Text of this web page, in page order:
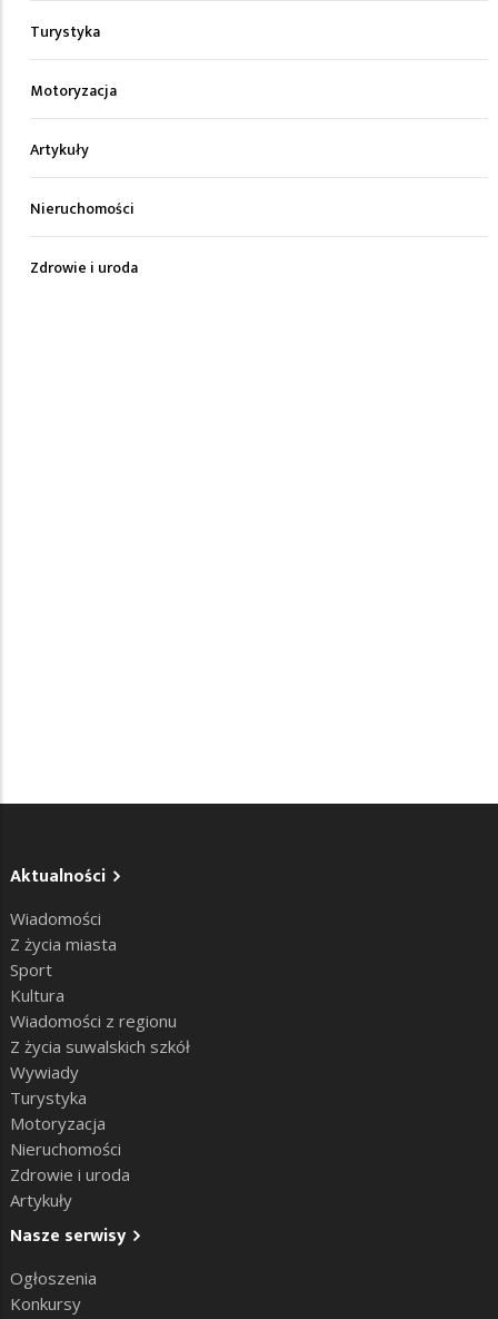
Turystyka
Motoryzacja
Artykuły
Nieruchomości
Zdrowie i uroda
Aktualności
Wiadomości
Z życia miasta
Sport
Kultura
Wiadomości z regionu
Z życia suwalskich szkół
Wywiady
Turystyka
Motoryzacja
Nieruchomości
Zdrowie i uroda
Artykuły
Nasze serwisy
Ogłoszenia
Konkursy